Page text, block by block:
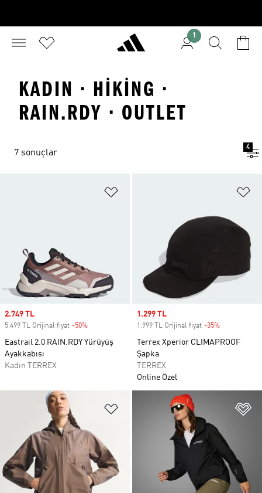
1
KADIN · HIKING ·
RAIN.RDY · OUTLET
7 sonuçlar
4
Sale price
2.749 TL
5.499 TL Orijinal fiyat -50%
Eastrail 2.0 RAIN.RDY Yürüyüş
Ayakkabısı
Kadın TERREX
Sale price
1.299 TL
1.999 TL Orijinal fiyat -35%
Terrex Xperior CLIMAPROOF
Şapka
TERREX
Online Özel
Favori Listesine Ekle